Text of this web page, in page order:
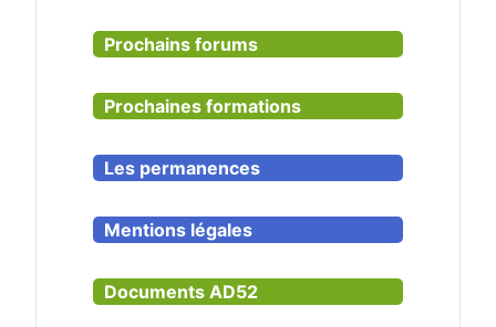
Prochains forums
Prochaines formations
Les permanences
Mentions légales
Documents AD52